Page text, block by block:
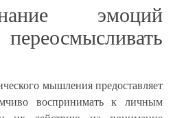
эмоций
мышления предоставляет
воспринимать к личным